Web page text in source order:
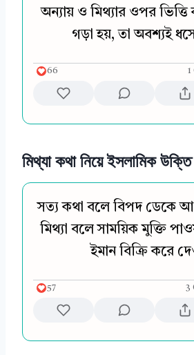
অন্যায় ও মিথ্যার ওপর
গড়া হয়, তা অবশ্যই
66 1
মিথ্যা কথা নিয়ে ইসলামিক উক্তি
সত্য কথা বলে বিপদ ডেকে
মিথ্যা বলে সাময়িক মুক্তি
ইমান বিক্রি করে
57 3